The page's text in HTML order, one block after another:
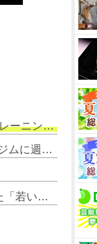
は年300日
2. 吉川晃司、狭心症でステント手術後「それ以前の数年より心臓は元気」 ジムに週6で通う
4. 吉川晃司、楽じゃない“職業・吉川晃司”の生き方 年を重ねてたどり着いた「若いは愚か」という考え